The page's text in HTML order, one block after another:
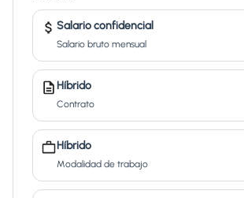
Salario confidencial
Salario bruto mensual
Híbrido
Contrato
Híbrido
Modalidad de trabajo